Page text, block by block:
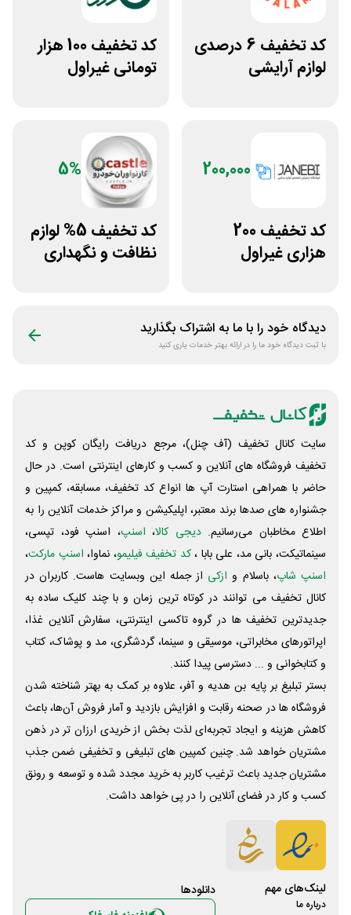
کد تخفیف 6 درصدی
لوازم آرایشی
کد تخفیف 100 هزار
تومانی غیراول
200,000
کد تخفیف 200
هزاری غیراول
5%
کد تخفیف 5% لوازم
نظافت و نگهداری
دیدگاه خود را با ما به اشتراک بگذارید
با ثبت دیدگاه خود ما را در ارائه بهتر خدمات یاری کنید
سایت کانال تخفیف (آف چنل)، مرجع دریافت رایگان کوپن و کد
تخفیف فروشگاه های آنلاین و کسب و‌ کارهای اینترنتی است. در حال
حاضر با همراهی استارت آپ ها انواع کد تخفیف، مسابقه، کمپین و
جشنواره های صدها برند معتبر، اپلیکیشن و مراکز خدمات آنلاین را به
اطلاع مخاطبان می‌رسانیم. دیجی کالا، اسنپ، اسنپ فود، تپسی،
سینماتیکت، بانی مد، علی‌ بابا ،کد تخفیف فیلیمو، نماوا، اسنپ مارکت،
اسنپ شاپ، باسلام و ازکی از جمله این وبسایت ‌هاست. کاربران در
کانال تخفیف می توانند در کوتاه ترین زمان و با چند کلیک ساده به
جدیدترین تخفیف ها در گروه تاکسی اینترنتی، سفارش آنلاین غذا،
اپراتورهای مخابراتی، موسیقی و سینما، گردشگری، مد و پوشاک، کتاب
و کتابخوانی و ... دسترسی پیدا کنند.
بستر تبلیغ بر پایه بن هدیه و آفر، علاوه بر کمک به بهتر شناخته شدن
فروشگاه ها در صحنه رقابت و افزایش بازدید و آمار فروش آن‌ها، باعث
کاهش هزینه و ایجاد تجربه‌ای لذت بخش از خریدی ارزان تر در ذهن
مشتریان خواهد شد. چنین کمپین های تبلیغی و تخفیفی ضمن جذب
مشتریان جدید باعث ترغیب کاربر به خرید مجدد شده و توسعه و رونق
کسب و کار در فضای آنلاین را در پی خواهد داشت.
لینک‌های مهم
درباره ما
دانلود‌ها